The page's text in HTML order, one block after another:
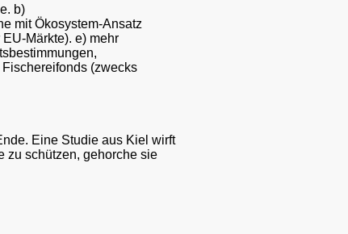
b)
mit Ökosystem-Ansatz
Märkte). e) mehr
(zwecks
Eine Studie aus Kiel wirft
zu schützen, gehorche sie